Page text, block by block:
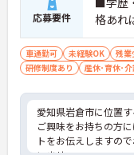
応募要件
格あれ
車通勤可 未経験OK 残業
研修制度あり
産休･育休･
愛知県岩倉市に位置す
ご興味をお持ちの方
トをお伝えしますの